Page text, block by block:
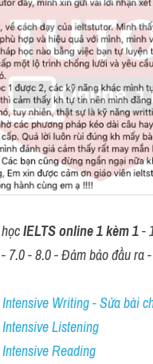
IELTS online 1 kèm 1 -
7.0 - 8.0 - Đảm bảo đầu ra
Writing - Sửa bài
Listening
Reading